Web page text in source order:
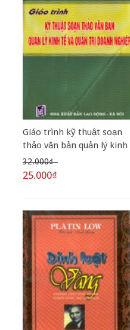
Giáo trình kỹ thuật soạn
thảo văn bản quản lý kinh
tế và quản trị doanh
nghiệp
32.000₫
25.000₫